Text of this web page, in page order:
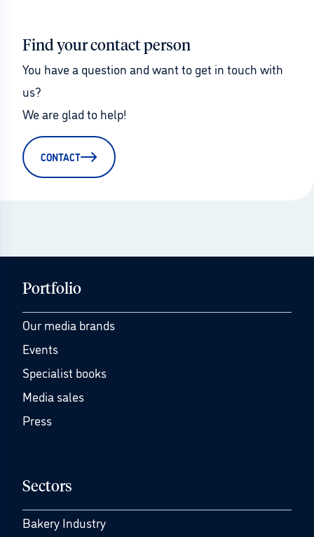
Find your contact person
You have a question and want to get in touch with
us?
We are glad to help!
CONTACT
Portfolio
Our media brands
Events
Specialist books
Media sales
Press
Sectors
Bakery Industry